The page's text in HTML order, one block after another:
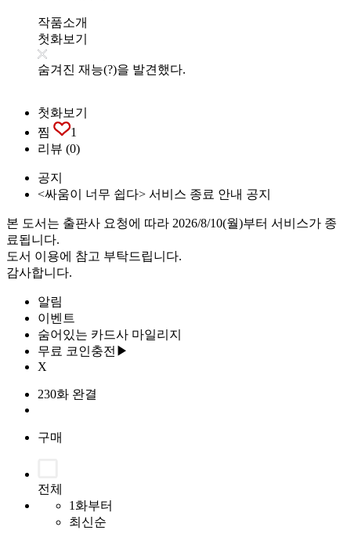
작품소개
첫화보기
숨겨진 재능(?)을 발견했다.
첫화보기
찜
1
리뷰 (0)
공지
<싸움이 너무 쉽다> 서비스 종료 안내 공지
본 도서는 출판사 요청에 따라 2026/8/10(월)부터 서비스가 종
료됩니다.
도서 이용에 참고 부탁드립니다.
감사합니다.
알림
이벤트
숨어있는 카드사 마일리지
무료 코인충전▶
X
230화 완결
구매
전체
1화부터
최신순